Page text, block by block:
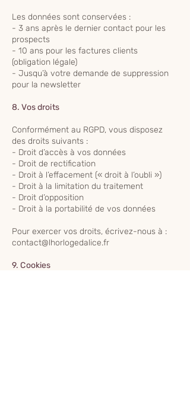
Les données sont conservées :
- 3 ans après le dernier contact pour les
prospects
- 10 ans pour les factures clients
(obligation légale)
- Jusqu’à votre demande de suppression
pour la newsletter
8. Vos droits
Conformément au RGPD, vous disposez
des droits suivants :
- Droit d’accès à vos données
- Droit de rectification
- Droit à l’effacement (« droit à l’oubli »)
- Droit à la limitation du traitement
- Droit d’opposition
- Droit à la portabilité de vos données
Pour exercer vos droits, écrivez-nous à :
contact@lhorlogedalice.fr
9. Cookies